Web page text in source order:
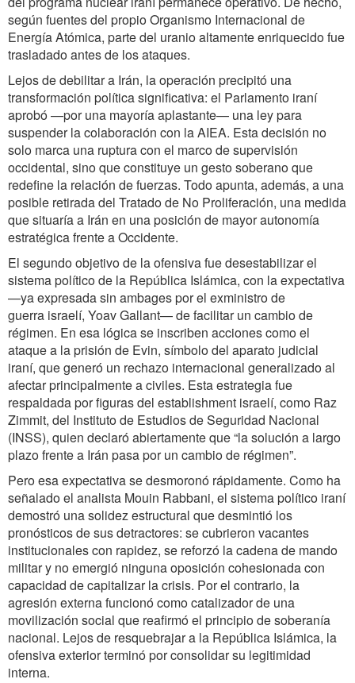
según fuentes del propio Organismo Internacional de
Energía Atómica, parte del uranio altamente enriquecido fue
trasladado antes de los ataques.
Lejos de debilitar a Irán, la operación precipitó una
transformación política significativa: el Parlamento iraní
aprobó —por una mayoría aplastante— una ley para
suspender la colaboración con la AIEA. Esta decisión no
solo marca una ruptura con el marco de supervisión
occidental, sino que constituye un gesto soberano que
redefine la relación de fuerzas. Todo apunta, además, a una
posible retirada del Tratado de No Proliferación, una medida
que situaría a Irán en una posición de mayor autonomía
estratégica frente a Occidente.
El segundo objetivo de la ofensiva fue desestabilizar el
sistema político de la República Islámica, con la expectativa
—ya expresada sin ambages por el exministro de
guerra israelí, Yoav Gallant— de facilitar un cambio de
régimen. En esa lógica se inscriben acciones como el
ataque a la prisión de Evin, símbolo del aparato judicial
iraní, que generó un rechazo internacional generalizado al
afectar principalmente a civiles. Esta estrategia fue
respaldada por figuras del establishment israelí, como Raz
Zimmit, del Instituto de Estudios de Seguridad Nacional
(INSS), quien declaró abiertamente que “la solución a largo
plazo frente a Irán pasa por un cambio de régimen”.
Pero esa expectativa se desmoronó rápidamente. Como ha
señalado el analista Mouin Rabbani, el sistema político iraní
demostró una solidez estructural que desmintió los
pronósticos de sus detractores: se cubrieron vacantes
institucionales con rapidez, se reforzó la cadena de mando
militar y no emergió ninguna oposición cohesionada con
capacidad de capitalizar la crisis. Por el contrario, la
agresión externa funcionó como catalizador de una
movilización social que reafirmó el principio de soberanía
nacional. Lejos de resquebrajar a la República Islámica, la
ofensiva exterior terminó por consolidar su legitimidad
interna.